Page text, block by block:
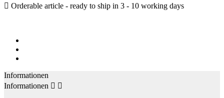
 Orderable article - ready to ship in 3 - 10 working days
Informationen
Informationen  